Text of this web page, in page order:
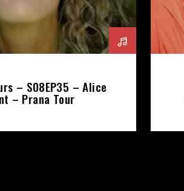
– S08EP35 – Alice
– Prana Tour